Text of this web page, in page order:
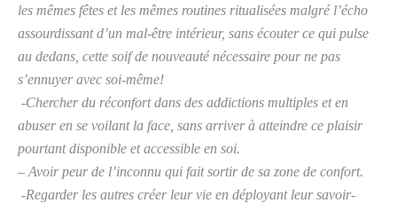
les mêmes fêtes et les mêmes routines ritualisées malgré l’écho
assourdissant d’un mal-être intérieur, sans écouter ce qui pulse
au dedans, cette soif de nouveauté nécessaire pour ne pas
s’ennuyer avec soi-même!
-Chercher du réconfort dans des addictions multiples et en
abuser en se voilant la face, sans arriver à atteindre ce plaisir
pourtant disponible et accessible en soi.
– Avoir peur de l’inconnu qui fait sortir de sa zone de confort.
-Regarder les autres créer leur vie en déployant leur savoir-